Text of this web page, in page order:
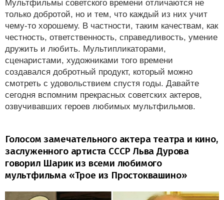
Мультфильмы советского времени отличаются не
только добротой, но и тем, что каждый из них учит
чему-то хорошему. В частности, таким качествам, как
честность, ответственность, справедливость, умение
дружить и любить. Мультипликаторами,
сценаристами, художниками того времени
создавался добротный продукт, который можно
смотреть с удовольствием спустя годы. Давайте
сегодня вспомним прекрасных советских актеров,
озвучивавших героев любимых мультфильмов.
Голосом замечательного актера театра и кино,
заслуженного артиста СССР Льва Дурова
говорил Шарик из всеми любимого
мультфильма «Трое из Простоквашино»